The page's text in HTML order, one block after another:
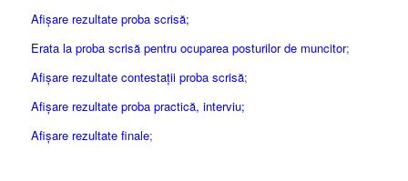
Afişare rezultate proba scrisă;
Erata la proba scrisă pentru ocuparea posturilor de muncitor;
Afișare rezultate contestații proba scrisă;
Afişare rezultate proba practică, interviu;
Afișare rezultate finale;